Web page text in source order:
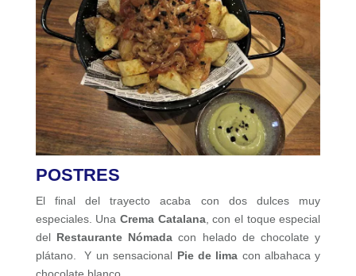
POSTRES
El final del trayecto acaba con dos dulces muy
especiales. UnaCrema Catalana, con el toque especial
del Restaurante Nómada con helado de chocolate y
plátano. Y un sensacional Pie de lima con albahaca y